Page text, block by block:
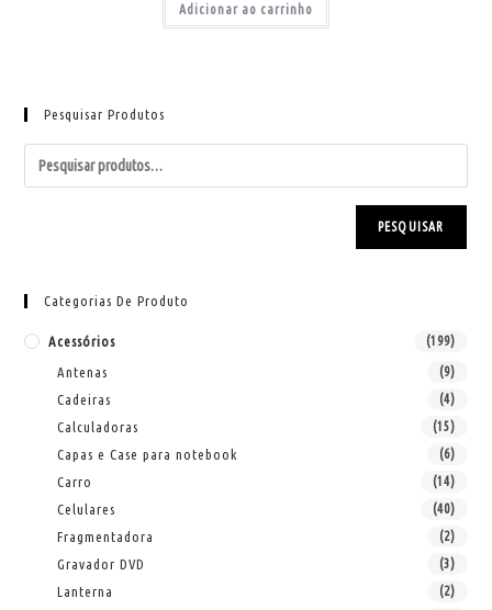
Adicionar ao carrinho
Pesquisar Produtos
PESQUISAR
Categorias De Produto
Acessórios (199)
Antenas (9)
Cadeiras (4)
Calculadoras (15)
Capas e Case para notebook (6)
Carro (14)
Celulares (40)
Fragmentadora (2)
Gravador DVD (3)
Lanterna (2)